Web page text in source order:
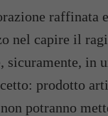
raffinata
nel capire il
in
prodotto
potranno